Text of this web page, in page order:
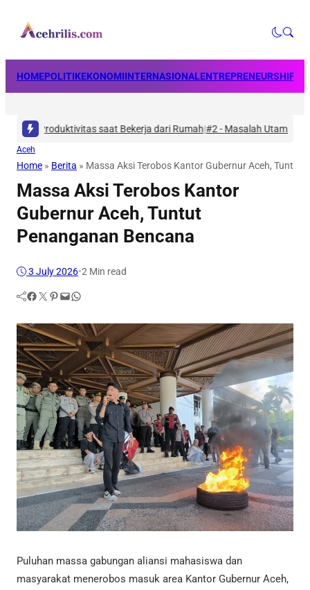
HOMEPOLITIKEKONOMIINTERNASIONALENTREPRENEURSHIP
Produktivitas saat Bekerja dari Rumah|#2 -Masalah Utama
Aceh
Home » Berita » Massa Aksi Terobos Kantor Gubernur Aceh, Tuntut
Massa Aksi Terobos Kantor
Gubernur Aceh, Tuntut
Penanganan Bencana
3 July 2026•2 Min read
Facebook Twitter Pinterest Mail WhatsApp
Puluhan massa gabungan aliansi mahasiswa dan
masyarakat menerobos masuk area Kantor Gubernur Aceh,